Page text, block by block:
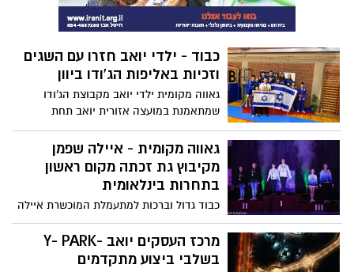
מטעם מחלקת הגיל הרך במועצה.
כבוד - ילדי יואב חזרו עם השגים
וזכיות באליפות הג'ודו ביוון
גאווה מקומית ילדי יואב מקבוצת הג'ודו
שמתאמנת במועצה אזורית יואב תחת
הדרכתו של המאמן יעקב בר, חזרו השבוע עם
המון הישגים מתחרות הג'ודו הבינלאומית
שהתקיימה ביוון בהשתתפות מועדונים מעשר
מדינות
גאווה מקומית - איילה שפמן
מקיבוץ גת זכתה מקום ראשון
בתחרות בינלאומית
כבוד גדול וברכות למתעמלת המוכשרת איילה
שפמן מקיבוץ גת, שזכתה אמש במקום
הראשון בתחרות הבינלאומית Budapest
Acro-Cup יחד עם בת-זוגתה – לינוי שטרן.
מרכז העסקים יואב -Y- PARK
בשלבי ביצוע מתקדמים